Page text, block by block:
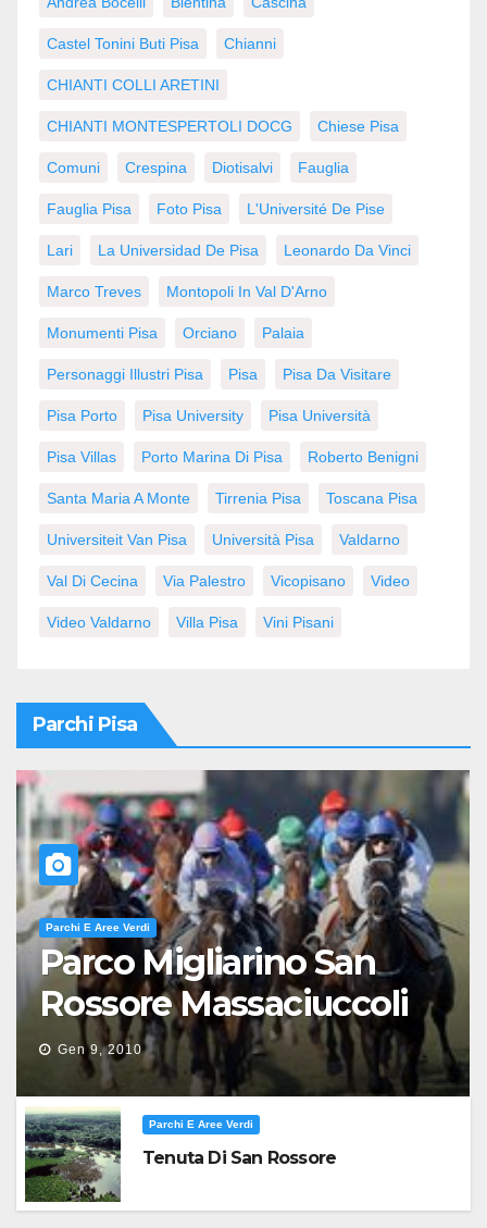
Castel Tonini Buti Pisa Chianni
CHIANTI COLLI ARETINI
CHIANTI MONTESPERTOLI DOCG Chiese Pisa
Comuni Crespina Diotisalvi Fauglia
Fauglia Pisa Foto Pisa L'Université De Pise
Lari La Universidad De Pisa Leonardo Da Vinci
Marco Treves Montopoli In Val D'Arno
Monumenti Pisa Orciano Palaia
Personaggi Illustri Pisa Pisa Pisa Da Visitare
Pisa Porto Pisa University Pisa Università
Pisa Villas Porto Marina Di Pisa Roberto Benigni
Santa Maria A Monte Tirrenia Pisa Toscana Pisa
Universiteit Van Pisa Università Pisa Valdarno
Val Di Cecina Via Palestro Vicopisano Video
Video Valdarno Villa Pisa Vini Pisani
Parchi Pisa
Parchi E Aree Verdi
Parco Migliarino San
Rossore Massaciuccoli
Gen 9, 2010
Parchi E Aree Verdi
Tenuta Di San Rossore